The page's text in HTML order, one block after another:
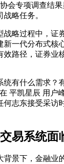
会专项调查结
略任务。
战略过程中，证
新一代分布式核
效路径，证券业
统有什么需求？
平凯星辰 用户
何志东接受采访
易系统面
背景下，金融业